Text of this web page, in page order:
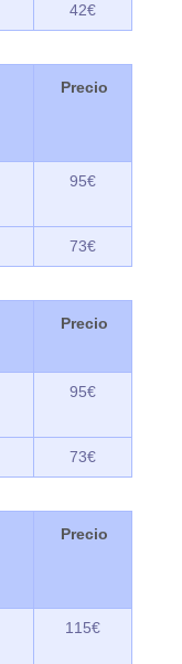
42€
95€
73€
95€
73€
115€